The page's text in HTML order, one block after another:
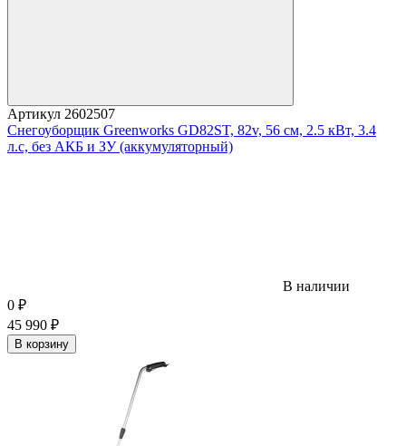
Артикул 2602507
Снегоуборщик Greenworks GD82ST, 82v, 56 см, 2.5 кВт, 3.4
л.с, без АКБ и ЗУ (аккумуляторный)
В наличии
0 ₽
45 990 ₽
В корзину